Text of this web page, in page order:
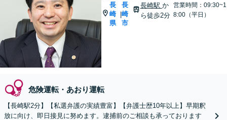
長
崎
県
|
長
崎
市
長崎駅 か
ら徒歩2分
営業時間：09:30~1
8:00（平日）
危険運転・あおり運転
【長崎駅2分】【私選弁護の実績豊富】【弁護士歴10年以上】早期釈
放に向け、即日接見に努めます。逮捕前のご相談も承っております